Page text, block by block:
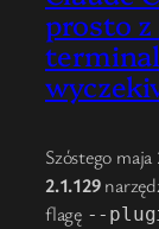
prosto z
Szóstego
2.1.129
flagę --